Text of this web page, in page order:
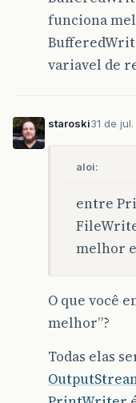
funciona
variavel de
staroski31 de
aloi:
entre
melhor
O que você
melhor”?
Todas elas